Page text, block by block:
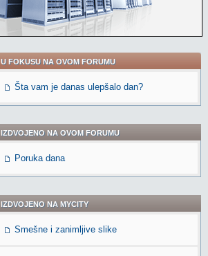
U FOKUSU NA OVOM FORUMU
Šta vam je danas ulepšalo dan?
IZDVOJENO NA OVOM FORUMU
Poruka dana
IZDVOJENO NA MYCITY
Smešne i zanimljive slike